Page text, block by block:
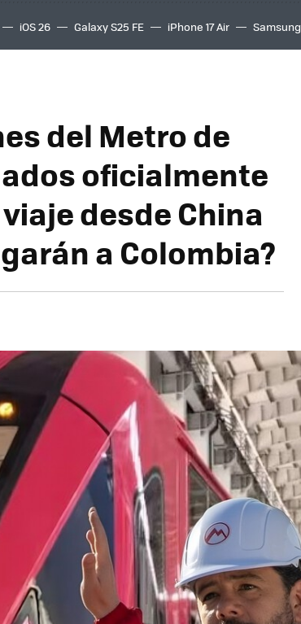
iOS 26 Galaxy S25 FE iPhone 17 Air Samsung
del Metro de
oficialmente
desde China
a Colombia?